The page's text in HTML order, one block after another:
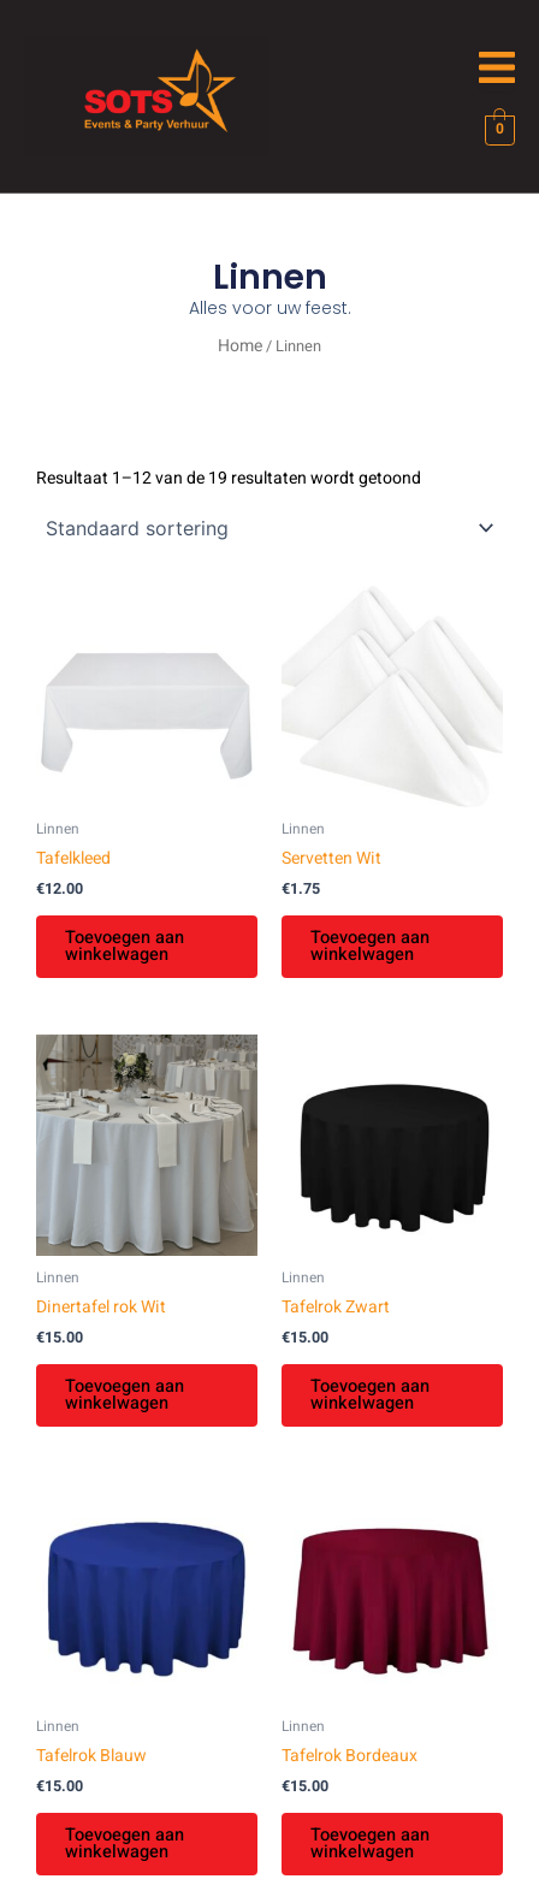
0
Linnen
Alles voor uw feest.
Home/ Linnen
Resultaat 1–12 van de 19 resultaten wordt getoond
Linnen
Tafelkleed
€12.00
Toevoegen aan
winkelwagen
Linnen
Servetten Wit
€1.75
Toevoegen aan
winkelwagen
Linnen
Dinertafel rok Wit
€15.00
Toevoegen aan
winkelwagen
Linnen
Tafelrok Zwart
€15.00
Toevoegen aan
winkelwagen
Linnen
Tafelrok Blauw
€15.00
Toevoegen aan
winkelwagen
Linnen
Tafelrok Bordeaux
€15.00
Toevoegen aan
winkelwagen